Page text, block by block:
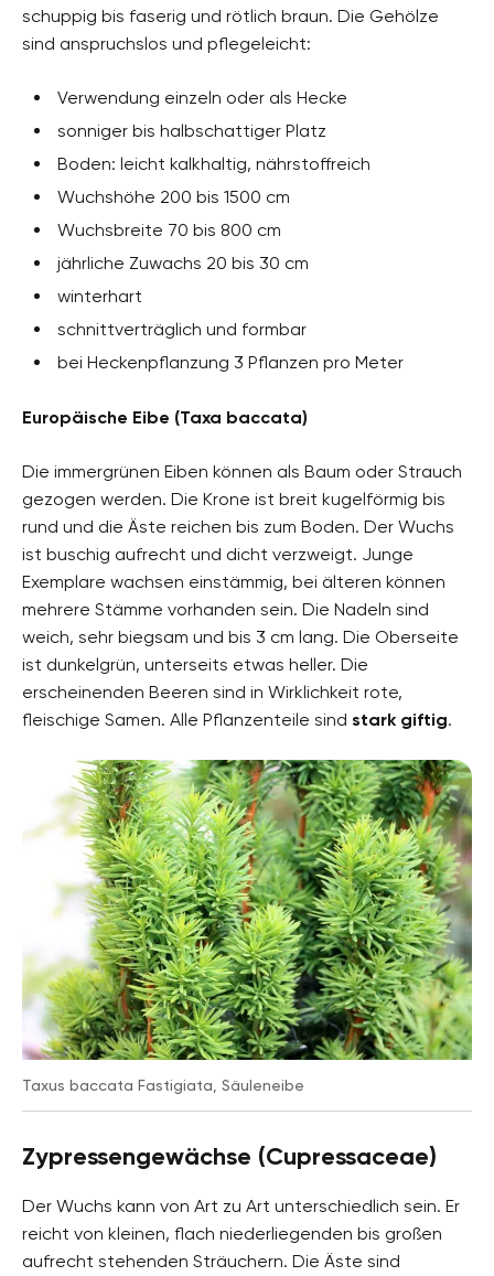
schuppig bis faserig und rötlich braun. Die Gehölze
sind anspruchslos und pflegeleicht:
Verwendung einzeln oder als Hecke
sonniger bis halbschattiger Platz
Boden: leicht kalkhaltig, nährstoffreich
Wuchshöhe 200 bis 1500 cm
Wuchsbreite 70 bis 800 cm
jährliche Zuwachs 20 bis 30 cm
winterhart
schnittverträglich und formbar
bei Heckenpflanzung 3 Pflanzen pro Meter
Europäische Eibe (Taxa baccata)
Die immergrünen Eiben können als Baum oder Strauch
gezogen werden. Die Krone ist breit kugelförmig bis
rund und die Äste reichen bis zum Boden. Der Wuchs
ist buschig aufrecht und dicht verzweigt. Junge
Exemplare wachsen einstämmig, bei älteren können
mehrere Stämme vorhanden sein. Die Nadeln sind
weich, sehr biegsam und bis 3 cm lang. Die Oberseite
ist dunkelgrün, unterseits etwas heller. Die
erscheinenden Beeren sind in Wirklichkeit rote,
fleischige Samen. Alle Pflanzenteile sind stark giftig.
Taxus baccata Fastigiata, Säuleneibe
Zypressengewächse (Cupressaceae)
Der Wuchs kann von Art zu Art unterschiedlich sein. Er
reicht von kleinen, flach niederliegenden bis großen
aufrecht stehenden Sträuchern. Die Äste sind